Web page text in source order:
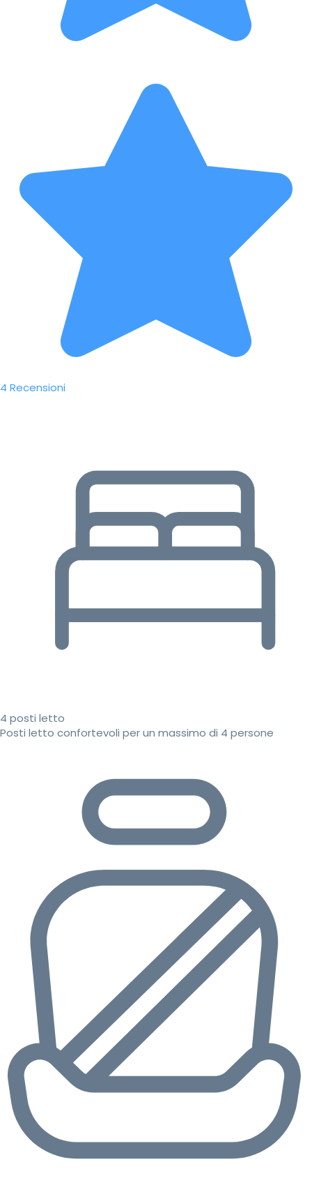
4 Recensioni
4 posti letto
Posti letto confortevoli per un massimo di 4 persone